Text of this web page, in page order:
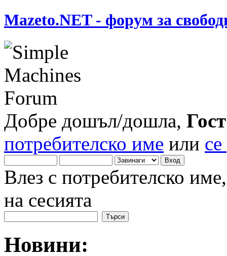
Mazeto.NET - форум за
Добре дошъл/дошла, Гост
потребителско име или
Влез с потребителско
на сесията
Новини: